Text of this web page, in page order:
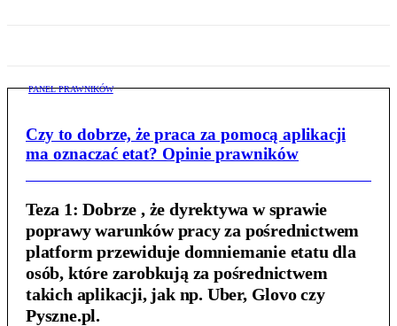
PANEL PRAWNIKÓW
Czy to dobrze, że praca za pomocą aplikacji
ma oznaczać etat? Opinie prawników
Teza 1: Dobrze , że dyrektywa w sprawie
poprawy warunków pracy za pośrednictwem
platform przewiduje domniemanie etatu dla
osób, które zarobkują za pośrednictwem
takich aplikacji, jak np. Uber, Glovo czy
Pyszne.pl.